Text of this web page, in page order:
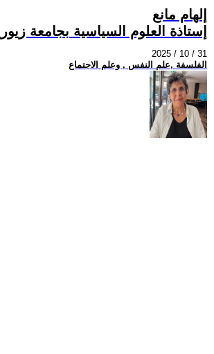
إلهام مانع
إستاذة العلوم السياسية بجامعة
2025 / 10 / 31
الفلسفة ,علم النفس , وعلم الاجتماع